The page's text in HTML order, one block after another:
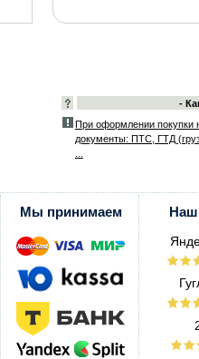
-
При оформлении покупки
документы: ПТС, ГТД
Мы принимаем Наш